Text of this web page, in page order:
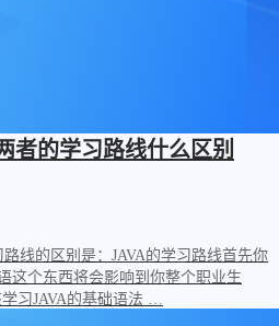
者的学习路线什么区别
路线的区别是：JAVA的学习路线首先你
这个东西将会影响到你整个职业生
习JAVA的基础语法 …